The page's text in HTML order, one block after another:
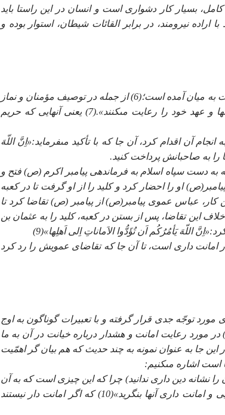
بسيار كار دشوارى است و انسان در اين راستا بايد
نيرومند، در برابر القائات شيطان، استوار بوده و
در آيات متعددى از قرآن سخن از لزوم امانت دارى و نكوهش خيانت به امانت به ميان آمده است؛(6) از جمله در توصيف مؤمنان و نماز
گزاران راستين مى‏فرمايد:«وَالَّذينَ هُم لاما ناتِهِم و عَهدِهِم راعُونَ؛ آنها امانت‏ها و عهد خود را رعايت مى‏كنند».(7) يعنى آنهايى كه حريم
آن اقدام كرد، آن جا كه با تأكيد مى‏فرمايد:«اِنَّ اللّهَ
دست سپاه اسلام به فرماندهى پيامبر اكرم (ص) فتح و
او را احضار كرد و كليد را از او گرفت تا در كعبه
كار، عباس عموى پيامبر(ص) از پيامبر (ص) تقاضا كرد تا
اين تقاضا، پس از بستن در كعبه، كليد را به عثمان بن
اللّهَ يَأمُرُكُم اَن تُؤَدُّوا الاَماناتِ اِلى اَهلِها»(9)
امانت دارى است، تا آن جا كه تقاضاى عمويش را رد كرد
توجّه جدى قرار گرفته و با تعبيرات گوناگون به اوج
مورد رعايت امانت و هشدار درباره خيانت در آن به ما
جا به عنوان نمونه به چند حديث كه هم بيان گر اهمّيت
است اشاره مى‏كنيم:
را نشانه دين دارى ندانيد) چرا كه اين چيزى است كه به آن
عادت كرده‏اند كه هرگاه آن را ترك كنند نگران مى‏شوند، ولى به راست گويى و امانت دارى آنها بنگريد»(10) كه اگر امانت دار نيستند